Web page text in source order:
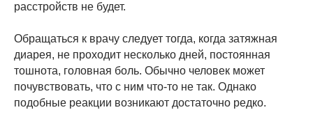
расстройств не будет.
Обращаться к врачу следует тогда, когда затяжная
диарея, не проходит несколько дней, постоянная
тошнота, головная боль. Обычно человек может
почувствовать, что с ним что-то не так. Однако
подобные реакции возникают достаточно редко.